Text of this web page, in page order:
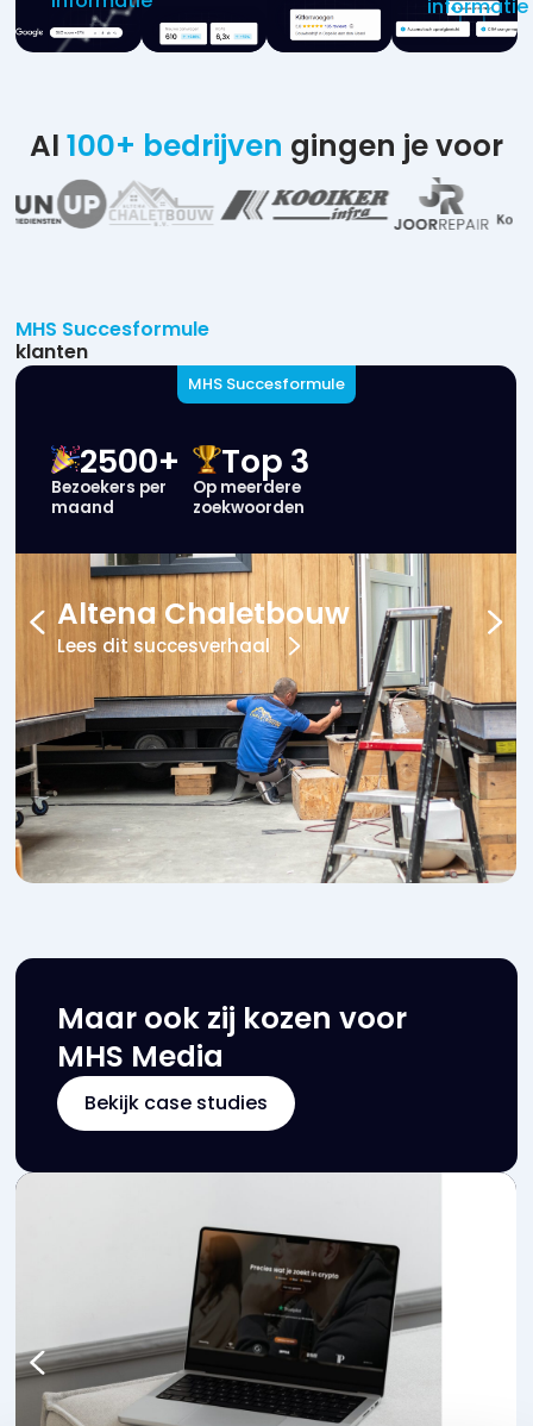
informatie
Al 100+ bedrijven gingen je voor
MHS Succesformule
klanten
Kittenvoegen
Lees dit succesverhaal
MHS Succesformule
400+
Offerte
aanvragen
#1
In Google
Maar ook zij kozen voor
MHS Media
Bekijk case studies